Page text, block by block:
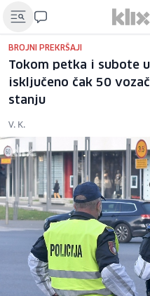
BROJNI PREKRŠAJI
Tokom petka i subote
isključeno čak 50
stanju
V. K.